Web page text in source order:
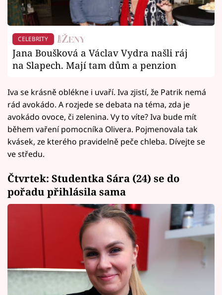
CELEBRITY
Jana Boušková a Václav Vydra našli ráj
na Slapech. Mají tam dům a penzion
Iva se krásně oblékne i uvaří. Iva zjistí, že Patrik nemá
rád avokádo. A rozjede se debata na téma, zda je
avokádo ovoce, či zelenina. Vy to víte? Iva bude mít
během vaření pomocníka Olivera. Pojmenovala tak
kvásek, ze kterého pravidelně peče chleba. Dívejte se
ve středu.
Čtvrtek: Studentka Sára (24) se do
pořadu přihlásila sama